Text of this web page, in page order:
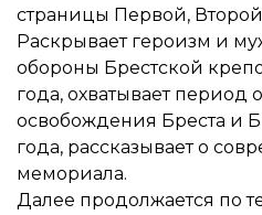
страницы Первой,
Раскрывает героизм и
обороны Брестской
года, охватывает период
освобождения Бреста и
года, рассказывает о
мемориала.
Далее продолжается по